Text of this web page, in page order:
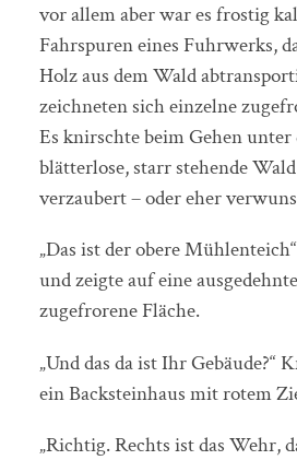
vor allem aber war es frostig
Fahrspuren eines Fuhrwerks,
Holz aus dem Wald
zeichneten sich einzelne
Es knirschte beim Gehen
blätterlose, starr stehende
verzaubert – oder eher
„Das ist der obere
und zeigte auf eine
zugefrorene Fläche.
„Und das da ist Ihr Gebäude?“
ein Backsteinhaus mit rotem
„Richtig. Rechts ist das Wehr,